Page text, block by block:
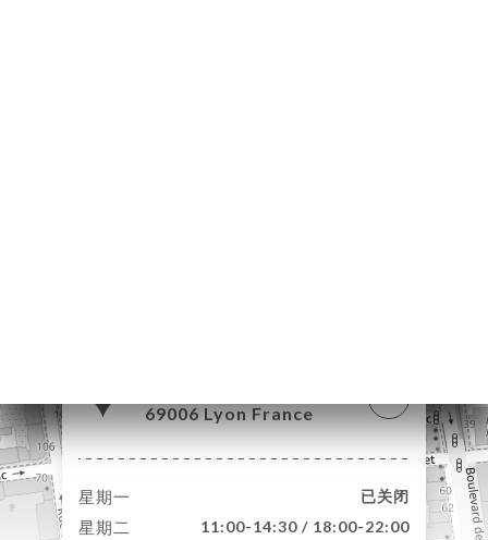
69006 Lyon France
星期一 已关闭
星期二 11:00-14:30 / 18:00-22:00